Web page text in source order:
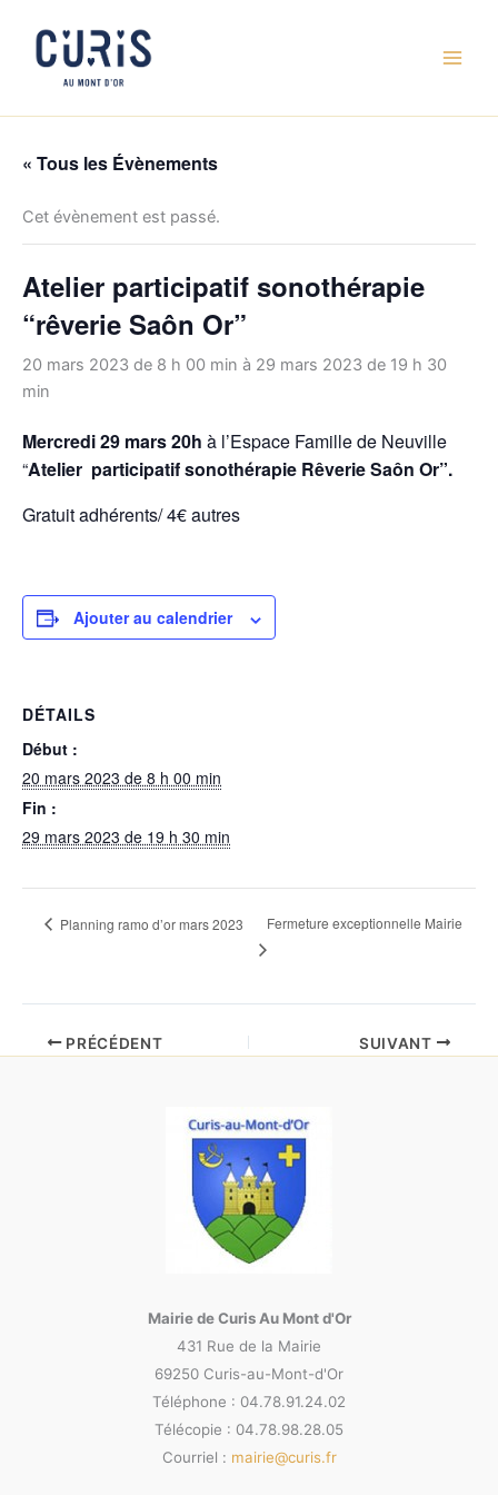
contenu
« Tous les Évènements
Cet évènement est passé.
Atelier participatif sonothérapie
“rêverie Saôn Or”
20 mars 2023 de 8 h 00 min à 29 mars 2023 de 19 h 30
min
Mercredi 29 mars 20h à l’Espace Famille de Neuville
“Atelier participatif sonothérapie Rêverie Saôn Or”.
Gratuit adhérents/ 4€ autres
Ajouter au calendrier
DÉTAILS
Début :
20 mars 2023 de 8 h 00 min
Fin :
29 mars 2023 de 19 h 30 min
Planning ramo d’or mars 2023 Fermeture exceptionnelle Mairie
PRÉCÉDENT SUIVANT
Mairie de Curis Au Mont d'Or
431 Rue de la Mairie
69250 Curis-au-Mont-d'Or
Téléphone : 04.78.91.24.02
Télécopie : 04.78.98.28.05
Courriel : mairie@curis.fr